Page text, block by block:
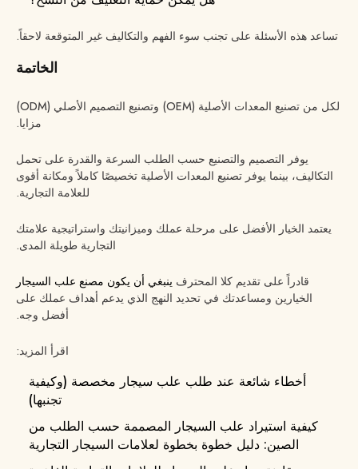
تساعد هذه الأسئلة على تجنب سوء الفهم والتكاليف غير المتوقعة لاحقاً.
الخاتمة
لكل من تصنيع المعدات الأصلية (OEM) وتصنيع التصميم الأصلي (ODM)
مزايا.
يوفر التصميم والتصنيع حسب الطلب السرعة والقدرة على تحمل
التكاليف، بينما يوفر تصنيع المعدات الأصلية تخصيصًا كاملاً ومكانة أقوى
للعلامة التجارية.
يعتمد الخيار الأفضل على مرحلة عملك وميزانيتك واستراتيجية علامتك
التجارية طويلة المدى.
ينبغي أن يكون مصنع علب السيجار المحترف قادراً على تقديم كلا
الخيارين ومساعدتك في تحديد النهج الذي يدعم أهداف عملك على
أفضل وجه.
اقرأ المزيد:
أخطاء شائعة عند طلب علب سيجار مخصصة (وكيفية
تجنبها)
كيفية استيراد علب السيجار المصممة حسب الطلب من
الصين: دليل خطوة بخطوة لعلامات السيجار التجارية